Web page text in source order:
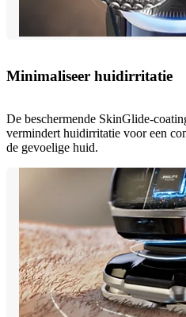
Minimaliseer huidirritatie
De beschermende SkinGlide-
vermindert huidirritatie voor een
de gevoelige huid.